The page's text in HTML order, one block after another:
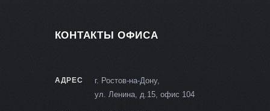
КОНТАКТЫ ОФИСА
АДРЕС
г. Ростов-на-Дону,
ул. Ленина, д.15, офис 104